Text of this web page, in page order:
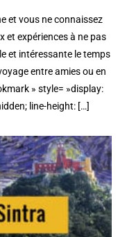
et vous ne connaissez
et expériences à ne pas
et intéressante le temps
entre amies ou en
» style= »display:
line-height: […]